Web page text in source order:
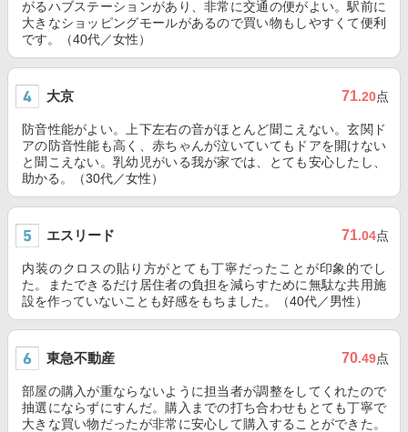
がるハブステーションがあり、非常に交通の便がよい。駅前に
大きなショッピングモールがあるので買い物もしやすくて便利
です。（40代／女性）
大京 71.20点
防音性能がよい。上下左右の音がほとんど聞こえない。玄関ド
アの防音性能も高く、赤ちゃんが泣いていてもドアを開けない
と聞こえない。乳幼児がいる我が家では、とても安心したし、
助かる。（30代／女性）
エスリード 71.04点
内装のクロスの貼り方がとても丁寧だったことが印象的でし
た。またできるだけ居住者の負担を減らすために無駄な共用施
設を作っていないことも好感をもちました。（40代／男性）
東急不動産 70.49点
部屋の購入が重ならないように担当者が調整をしてくれたので
抽選にならずにすんだ。購入までの打ち合わせもとても丁寧で
大きな買い物だったが非常に安心して購入することができた。